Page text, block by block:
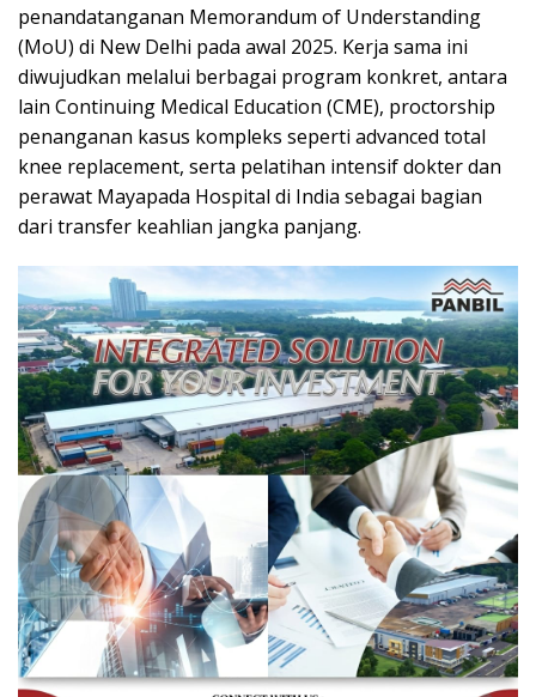
penandatanganan Memorandum of Understanding
(MoU) di New Delhi pada awal 2025. Kerja sama ini
diwujudkan melalui berbagai program konkret, antara
lain Continuing Medical Education (CME), proctorship
penanganan kasus kompleks seperti advanced total
knee replacement, serta pelatihan intensif dokter dan
perawat Mayapada Hospital di India sebagai bagian
dari transfer keahlian jangka panjang.